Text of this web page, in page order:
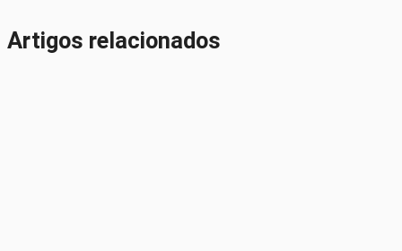
Artigos relacionados